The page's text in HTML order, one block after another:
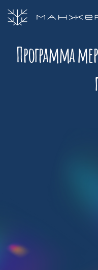
Программа
Курорт